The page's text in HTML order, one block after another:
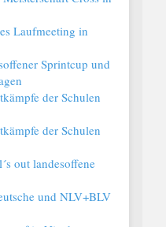
Laufmeeting in
Sprintcup und
der Schulen
der Schulen
out landesoffene
und NLV+BLV